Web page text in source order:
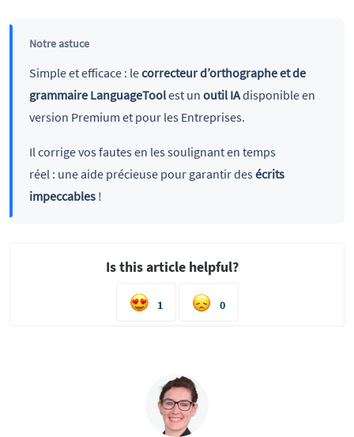
Notre astuce
Simple et efficace : lecorrecteur d’orthographe et de
grammaire LanguageToolest un outil IAdisponible en
version Premium et pour les Entreprises.
Il corrige vos fautes en les soulignant en temps
réel : une aide précieuse pour garantir des écrits
impeccables!
Is this article helpful?
1 0